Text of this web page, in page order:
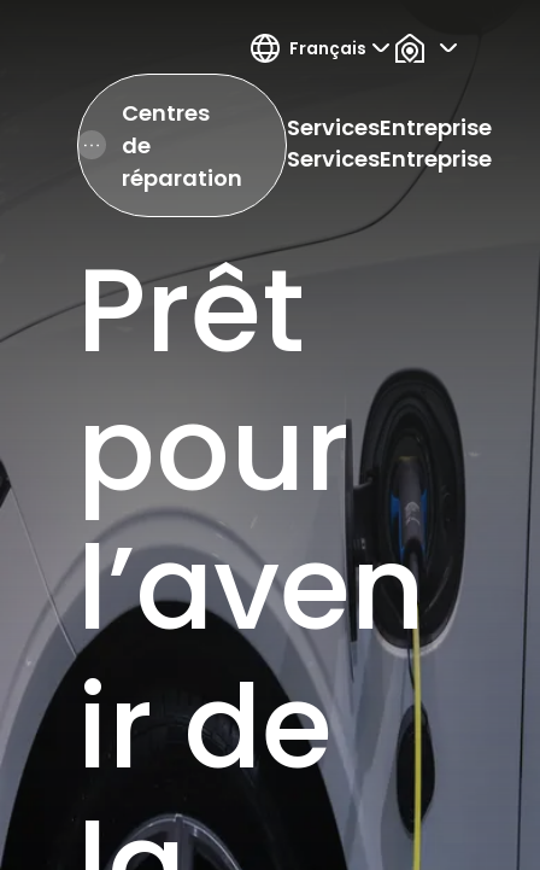
Français
Open Hamburger Menu
Centres
de
réparation
Services
Services
Entreprise
Entreprise
Prêt
pour
l’aven
ir de